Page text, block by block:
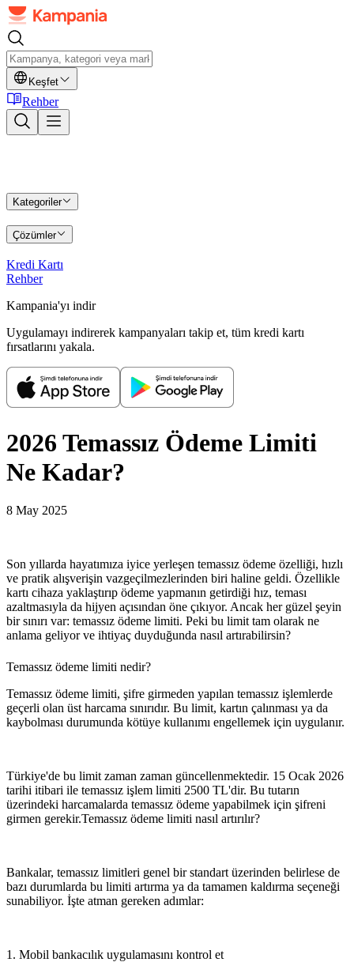
Keşfet
Rehber
Kategoriler
Çözümler
Kredi Kartı
Rehber
Kampania'yı indir
Uygulamayı indirerek kampanyaları takip et, tüm kredi kartı
fırsatlarını yakala.
2026 Temassız Ödeme Limiti
Ne Kadar?
8 May 2025
Son yıllarda hayatımıza iyice yerleşen temassız ödeme özelliği, hızlı
ve pratik alışverişin vazgeçilmezlerinden biri haline geldi. Özellikle
kartı cihaza yaklaştırıp ödeme yapmanın getirdiği hız, teması
azaltmasıyla da hijyen açısından öne çıkıyor. Ancak her güzel şeyin
bir sınırı var: temassız ödeme limiti. Peki bu limit tam olarak ne
anlama geliyor ve ihtiyaç duyduğunda nasıl artırabilirsin?
Temassız ödeme limiti nedir?
Temassız ödeme limiti, şifre girmeden yapılan temassız işlemlerde
geçerli olan üst harcama sınırıdır. Bu limit, kartın çalınması ya da
kaybolması durumunda kötüye kullanımı engellemek için uygulanır.
Türkiye'de bu limit zaman zaman güncellenmektedir. 15 Ocak 2026
tarihi itibari ile temassız işlem limiti 2500 TL'dir. Bu tutarın
üzerindeki harcamalarda temassız ödeme yapabilmek için şifreni
girmen gerekir.Temassız ödeme limiti nasıl artırılır?
Bankalar, temassız limitleri genel bir standart üzerinden belirlese de
bazı durumlarda bu limiti artırma ya da tamamen kaldırma seçeneği
sunabiliyor. İşte atman gereken adımlar:
1. Mobil bankacılık uygulamasını kontrol et